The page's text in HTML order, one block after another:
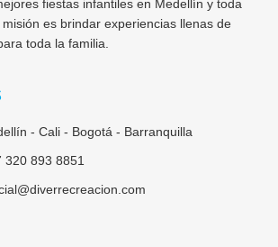
fiestas infantiles en Medellín y toda
es brindar experiencias llenas de
toda la familia.
- Cali - Bogotá - Barranquilla
320 893 8851